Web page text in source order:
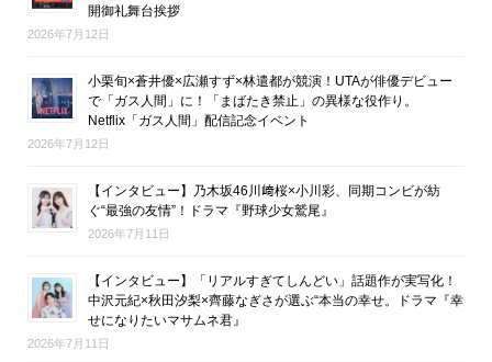
開御礼舞台挨拶
2026年7月12日
小栗旬×蒼井優×広瀬すず×林遣都が競演！UTAが俳優デビュー
で「ガス人間」に！「まばたき禁止」の異様な役作り。
Netflix「ガス人間」配信記念イベント
2026年7月12日
【インタビュー】乃木坂46川﨑桜×小川彩、同期コンビが紡
ぐ“最強の友情”！ドラマ『野球少女鷲尾』
2026年7月11日
【インタビュー】「リアルすぎてしんどい」話題作が実写化！
中沢元紀×秋田汐梨×齊藤なぎさが選ぶ“本当の幸せ。ドラマ『幸
せになりたいマサムネ君』
2026年7月11日